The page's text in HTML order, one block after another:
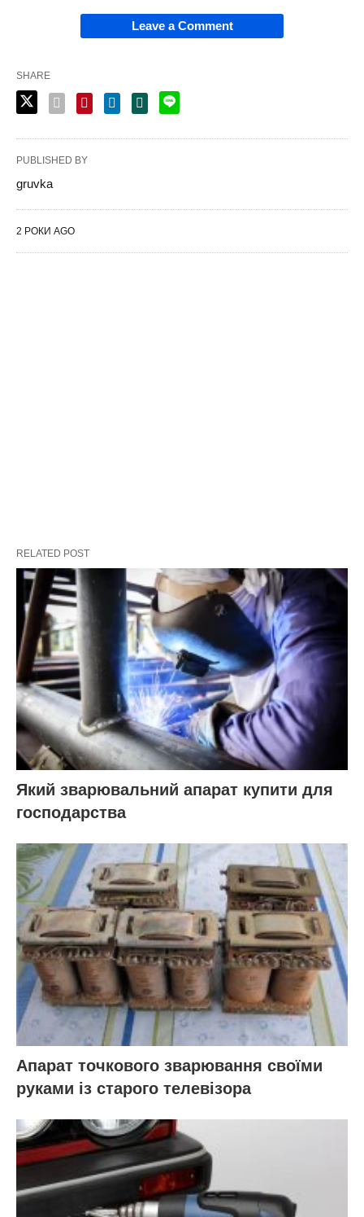
Leave a Comment
SHARE
PUBLISHED BY
gruvka
2 РОКИ AGO
RELATED POST
Який зварювальний апарат купити для
господарства
Апарат точкового зварювання своїми
руками із старого телевізора